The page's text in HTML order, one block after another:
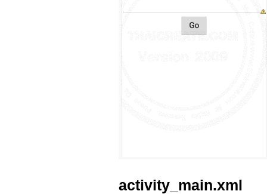
activity_main.xml